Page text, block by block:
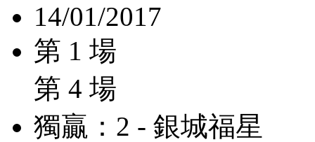
14/01/2017
第 1 場
第 4 場
獨贏：2 - 銀城福星